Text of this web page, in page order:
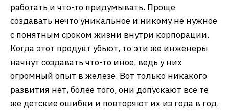
работать и что-то придумывать. Проще
создавать нечто уникальное и никому не нужное
с понятным сроком жизни внутри корпорации.
Когда этот продукт убьют, то эти же инженеры
начнут создавать что-то иное, ведь у них
огромный опыт в железе. Вот только никакого
развития нет, более того, они допускают все те
же детские ошибки и повторяют их из года в год.